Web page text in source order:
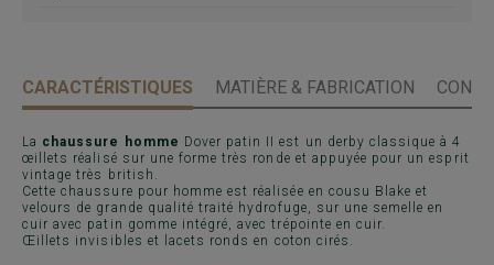
CARACTÉRISTIQUES MATIÈRE & FABRICATION
La chaussure homme Dover patin II est un derby classique à 4
œillets réalisé sur une forme très ronde et appuyée pour un esprit
vintage très british.
Cette chaussure pour homme est réalisée en cousu Blake et
velours de grande qualité traité hydrofuge, sur une semelle en
cuir avec patin gomme intégré, avec trépointe en cuir.
Œillets invisibles et lacets ronds en coton cirés.